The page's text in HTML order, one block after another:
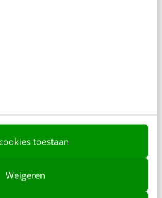
toestaan
Weigeren
ieder z’n oordeel